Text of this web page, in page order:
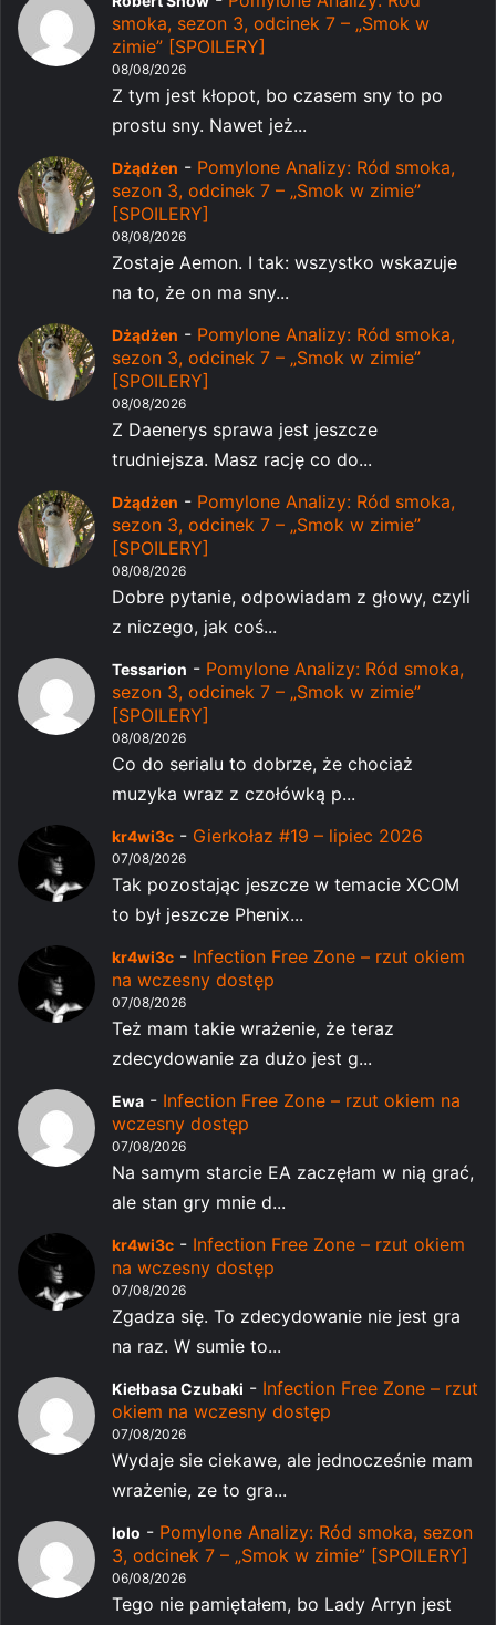
smoka, sezon 3, odcinek 7 – „Smok w
zimie” [SPOILERY]
08/08/2026
Z tym jest kłopot, bo czasem sny to po
prostu sny. Nawet jeż...
Dżądżen - Pomylone Analizy: Ród smoka,
sezon 3, odcinek 7 – „Smok w zimie”
[SPOILERY]
08/08/2026
Zostaje Aemon. I tak: wszystko wskazuje
na to, że on ma sny...
Dżądżen - Pomylone Analizy: Ród smoka,
sezon 3, odcinek 7 – „Smok w zimie”
[SPOILERY]
08/08/2026
Z Daenerys sprawa jest jeszcze
trudniejsza. Masz rację co do...
Dżądżen - Pomylone Analizy: Ród smoka,
sezon 3, odcinek 7 – „Smok w zimie”
[SPOILERY]
08/08/2026
Dobre pytanie, odpowiadam z głowy, czyli
z niczego, jak coś...
Tessarion - Pomylone Analizy: Ród smoka,
sezon 3, odcinek 7 – „Smok w zimie”
[SPOILERY]
08/08/2026
Co do serialu to dobrze, że chociaż
muzyka wraz z czołówką p...
kr4wi3c - Gierkołaz #19 – lipiec 2026
07/08/2026
Tak pozostając jeszcze w temacie XCOM
to był jeszcze Phenix...
kr4wi3c - Infection Free Zone – rzut okiem
na wczesny dostęp
07/08/2026
Też mam takie wrażenie, że teraz
zdecydowanie za dużo jest g...
Ewa - Infection Free Zone – rzut okiem na
wczesny dostęp
07/08/2026
Na samym starcie EA zaczęłam w nią grać,
ale stan gry mnie d...
kr4wi3c - Infection Free Zone – rzut okiem
na wczesny dostęp
07/08/2026
Zgadza się. To zdecydowanie nie jest gra
na raz. W sumie to...
Kiełbasa Czubaki - Infection Free Zone – rzut
okiem na wczesny dostęp
07/08/2026
Wydaje sie ciekawe, ale jednocześnie mam
wrażenie, ze to gra...
lolo - Pomylone Analizy: Ród smoka, sezon
3, odcinek 7 – „Smok w zimie” [SPOILERY]
06/08/2026
Tego nie pamiętałem, bo Lady Arryn jest